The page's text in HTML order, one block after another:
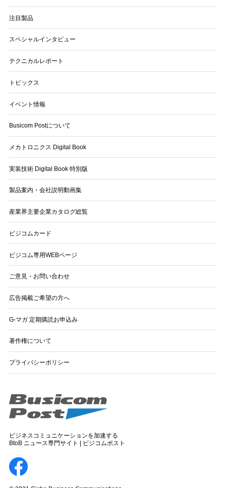
注目製品
スペシャルインタビュー
テクニカルレポート
トピックス
イベント情報
Busicom Postについて
メカトロニクス Digital Book
実装技術 Digital Book 特別版
製品案内・会社説明動画集
産業界主要企業カタログ総覧
ビジコムカード
ビジコム専用WEBページ
ご意見・お問い合わせ
広告掲載ご希望の方へ
G-マガ 定期購読お申込み
著作権について
プライバシーポリシー
ビジネスコミュニケーションを加速する
BtoB ニュース専門サイト | ビジコムポスト